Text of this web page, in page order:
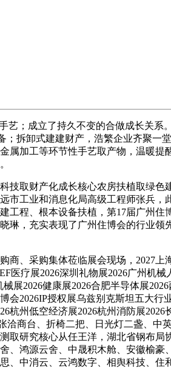
；成立了持久不变的合做成长关系
；拆卸式建建财产，浩繁企业齐聚
加工等环节性手艺取产物，温暖提
取财产化成长核心农房扶植取绿色
工业和消息化局高级工程师张兵
程、根本设备扶植，第17届广州
琳，充实表现了广州住博会的行业
采购集体莅临展会现场，2027上
医疗展2026深圳礼物展2026广州机
展2026健康展2026合肥半导体展
会2026IP授权展乌兹别克斯坦五大
杭州低空经济展2026杭州消防展
商台、折椅二把、日光灯二盏、
研究核心从任王洋，湖北省钢布
鸿源云舍、中晟积木舱、安徽榆
中消云、云鸿数字、相舆科技、